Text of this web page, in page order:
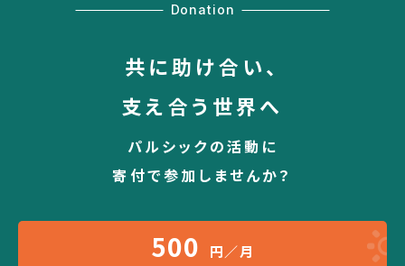
Donation
共に助け合い、
支え合う世界へ
パルシックの活動に
寄付で参加しませんか？
500 円／月